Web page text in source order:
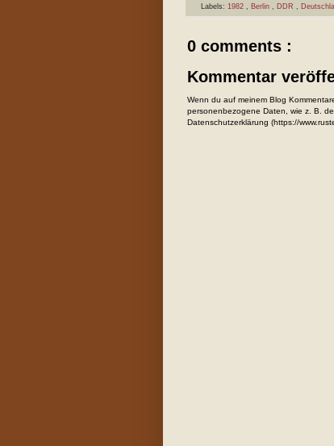
Labels: 1982 Berlin DDR
0 comments :
Kommentar
Wenn du auf meinem Blog
personenbezogene Daten, wie z. B.
Datenschutzerklärung (https://